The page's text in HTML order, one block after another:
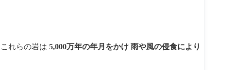
れらの岩は 5,000万年の年月をかけ 雨や風の侵食により